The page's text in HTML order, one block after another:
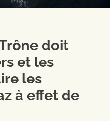
doit
et les
les
à effet de